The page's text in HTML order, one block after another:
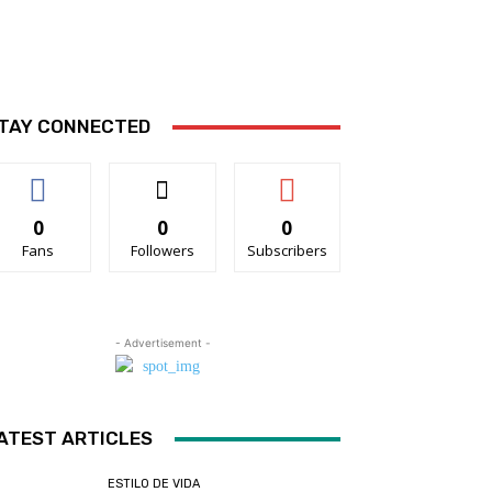
CONNECTED
0
Fans
0
Followers
0
Subscribers
- Advertisement -
ARTICLES
ESTILO DE VIDA